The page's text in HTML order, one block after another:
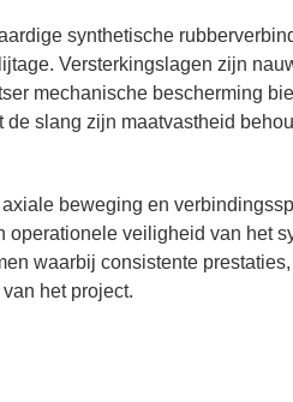
synthetische
Versterkingslagen zijn
mechanische bescherming
slang zijn maatvastheid
beweging en
operationele veiligheid van het
waarbij consistente
het project.